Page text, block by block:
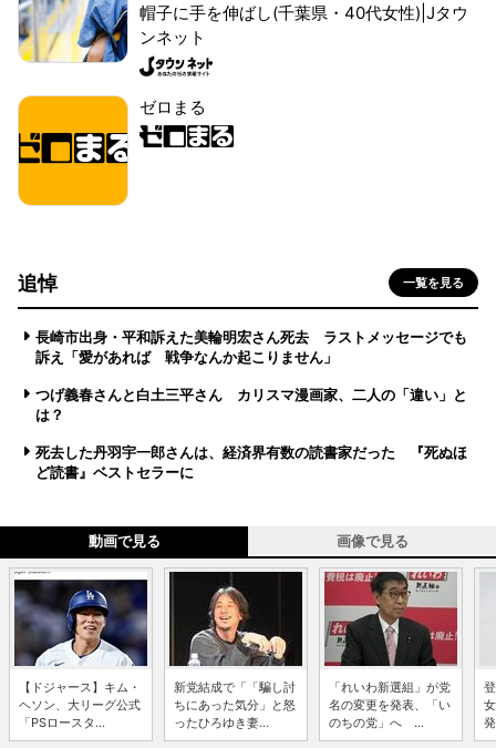
帽子に手を伸ばし(千葉県・40代女性)|Jタウ
ンネット
ゼロまる
追悼 一覧を見る
長崎市出身・平和訴えた美輪明宏さん死去 ラストメッセージでも
訴え「愛があれば 戦争なんか起こりません」
つげ義春さんと白土三平さん カリスマ漫画家、二人の「違い」と
は？
死去した丹羽宇一郎さんは、経済界有数の読書家だった 『死ぬほ
ど読書』ベストセラーに
動画で見る 画像で見る
【ドジャース】キム・
ヘソン、大リーグ公式
「PSロースタ...
新党結成で「「騙し討
ちにあった気分」と怒
ったひろゆき妻...
「れいわ新選組」が党
名の変更を発表、「い
のちの党」へ ...